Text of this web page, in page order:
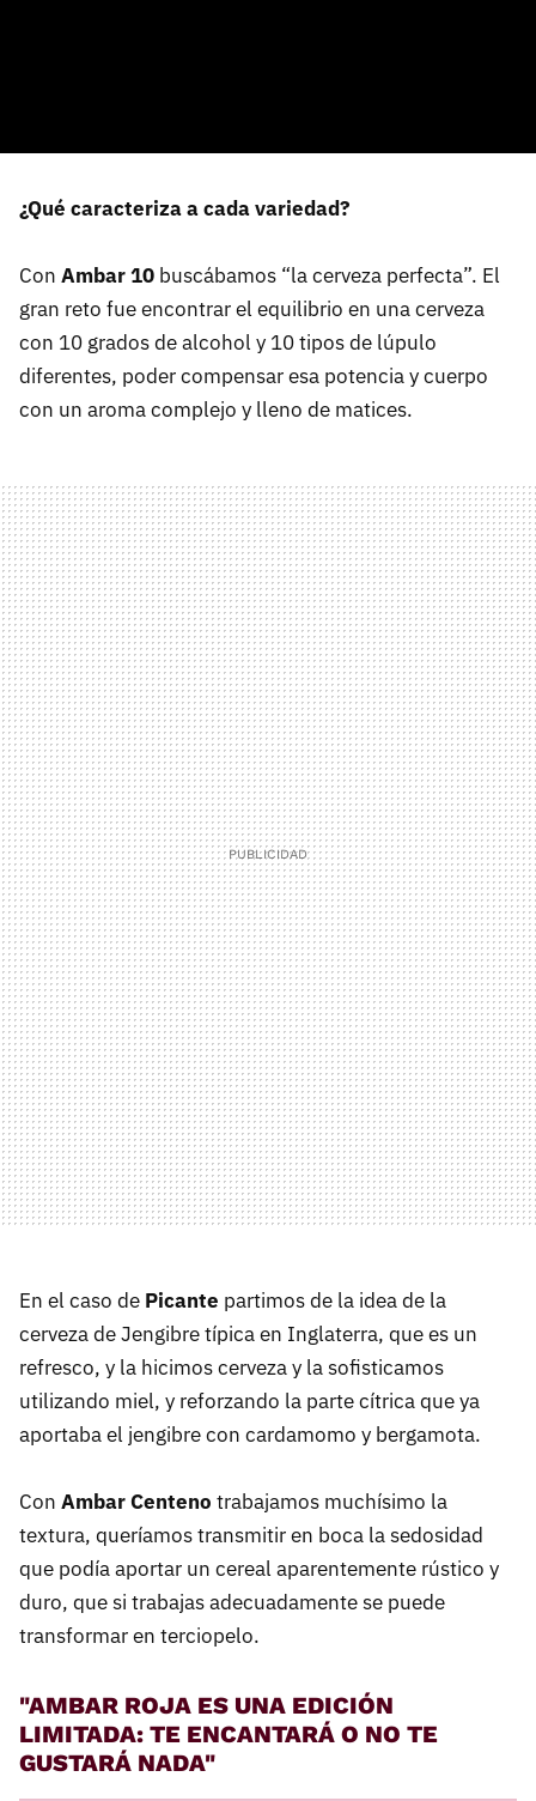
¿Qué caracteriza a cada variedad?
Con Ambar 10 buscábamos “la cerveza perfecta”. El
gran reto fue encontrar el equilibrio en una cerveza
con 10 grados de alcohol y 10 tipos de lúpulo
diferentes, poder compensar esa potencia y cuerpo
con un aroma complejo y lleno de matices.
En el caso de Picante partimos de la idea de la
cerveza de Jengibre típica en Inglaterra, que es un
refresco, y la hicimos cerveza y la sofisticamos
utilizando miel, y reforzando la parte cítrica que ya
aportaba el jengibre con cardamomo y bergamota.
Con Ambar Centeno trabajamos muchísimo la
textura, queríamos transmitir en boca la sedosidad
que podía aportar un cereal aparentemente rústico y
duro, que si trabajas adecuadamente se puede
transformar en terciopelo.
"AMBAR ROJA ES UNA EDICIÓN
LIMITADA: TE ENCANTARÁ O NO TE
GUSTARÁ NADA"